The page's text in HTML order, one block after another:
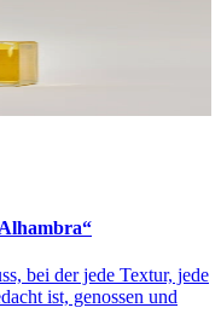
bei der jede Textur, jede
ist, genossen und